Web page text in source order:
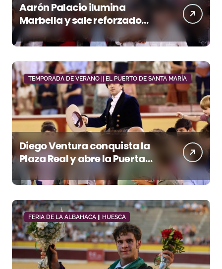
Aarón Palacio ilumina
Marbella y sale reforzado
junto a Manzanares y
Morante
TEMPORADA DE VERANO || EL PUERTO DE SANTA MARÍA
Diego Ventura conquista la
Plaza Real y abre la Puerta
Grande en El Puerto
FERIA DE LA ALBAHACA || HUESCA